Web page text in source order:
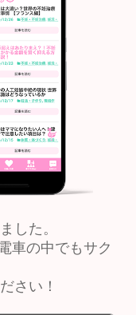
した。
車の中でもサク
さい！